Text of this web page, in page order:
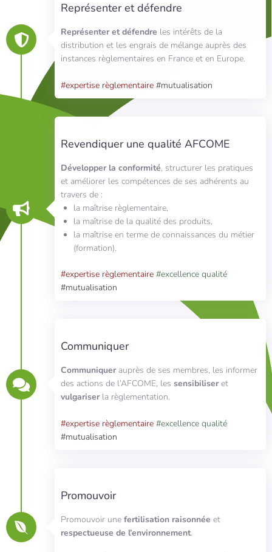
Représenter et défendre
Représenter et défendre les intérêts de la
distribution et les engrais de mélange auprès des
instances règlementaires en France et en Europe.
#expertise règlementaire #mutualisation
Revendiquer une qualité AFCOME
Développer la conformité, structurer les pratiques
et améliorer les compétences de ses adhérents au
travers de :
la maîtrise règlementaire,
la maîtrise de la qualité des produits,
la maîtrise en terme de connaissances du métier
(formation).
#expertise règlementaire #excellence qualité
#mutualisation
Communiquer
Communiquerauprès de ses membres, les informer
des actions de l’AFCOME, les sensibiliseret
vulgariserla règlementation.
#expertise règlementaire #excellence qualité
#mutualisation
Promouvoir
Promouvoir une fertilisation raisonnée et
respectueuse de l’environnement.